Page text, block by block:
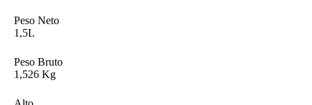
Peso Neto
1,5L
Peso Bruto
1,526 Kg